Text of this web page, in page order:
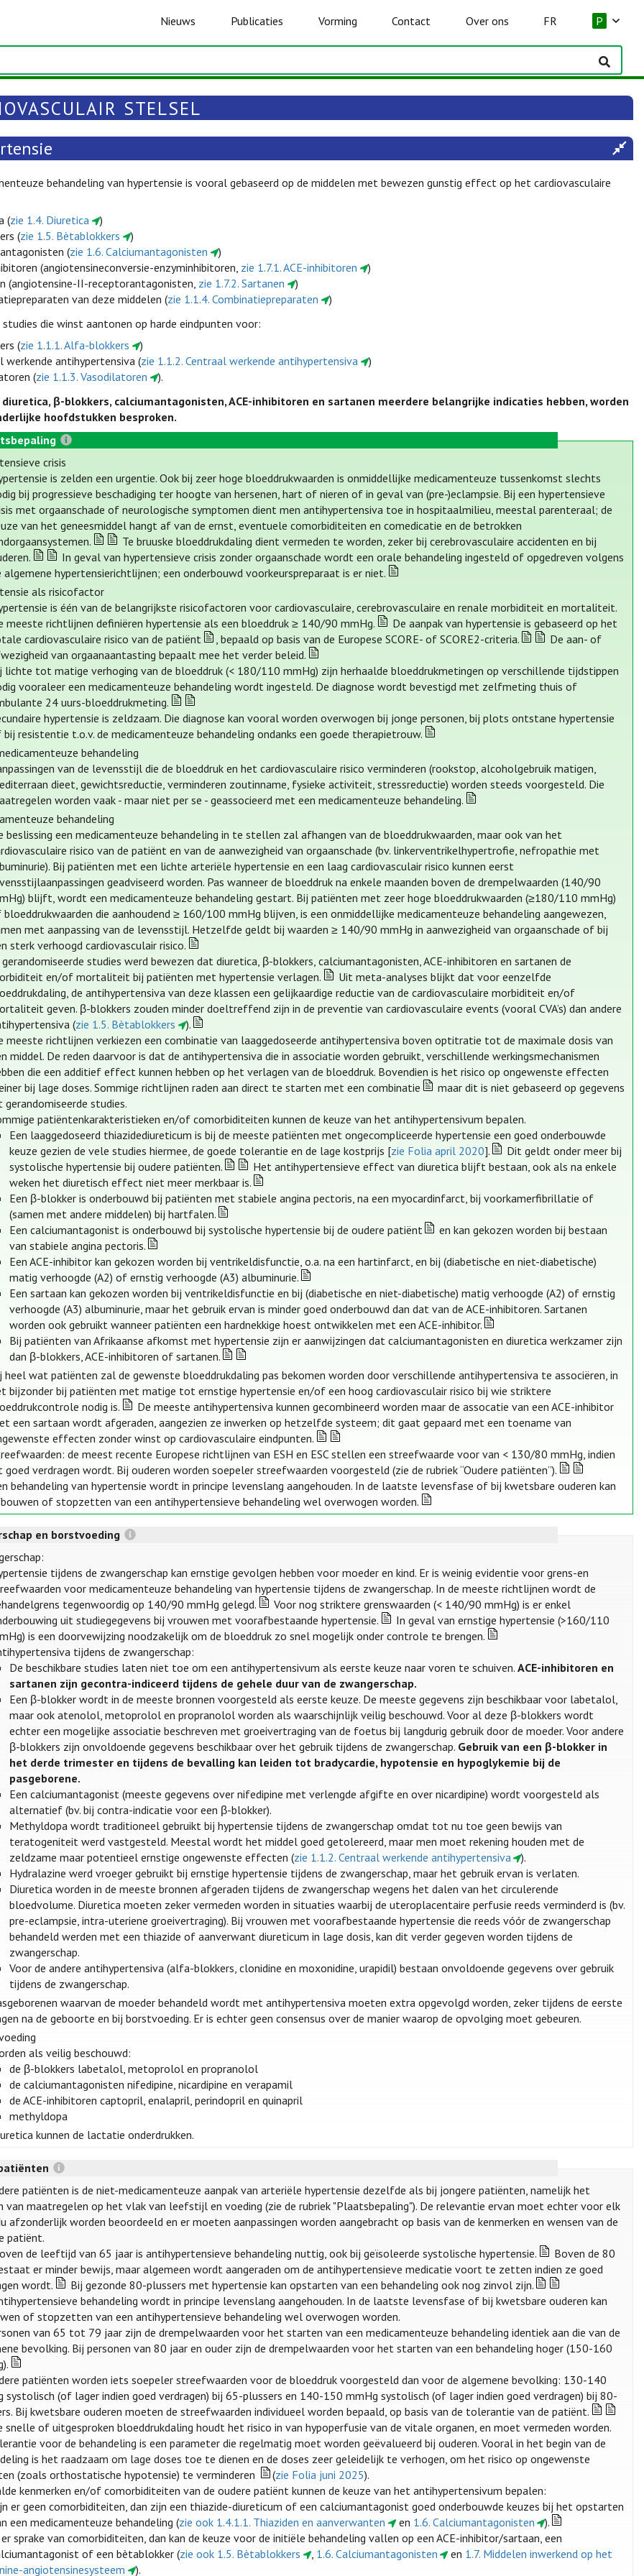
Nieuws Publicaties Vorming Contact Over ons FR P
STELSEL
behandeling van hypertensie is vooral gebaseerd op de middelen met bewezen gunstig effect op het cardiovasculaire
(zie 1.4. Diuretica
)
(zie 1.5. Bètablokkers
)
(zie 1.6. Calciumantagonisten
)
(angiotensineconversie-enzyminhibitoren, zie 1.7.1. ACE-inhibitoren
)
(angiotensine-II-receptorantagonisten, zie 1.7.2. Sartanen
)
van deze middelen (zie 1.1.4. Combinatiepreparaten
)
studies die winst aantonen op harde eindpunten voor:
(zie 1.1.1. Alfa-blokkers
)
werkende antihypertensiva (zie 1.1.2. Centraal werkende antihypertensiva
)
(zie 1.1.3. Vasodilatoren
).
β-blokkers, calciumantagonisten, ACE-inhibitoren en sartanen meerdere belangrijke indicaties hebben, worden
hoofdstukken besproken.
crisis
is zelden een urgentie. Ook bij zeer hoge bloeddrukwaarden is onmiddellijke medicamenteuze tussenkomst slechts
bij progressieve beschadiging ter hoogte van hersenen, hart of nieren of in geval van (pre-)eclampsie. Bij een hypertensieve
met orgaanschade of neurologische symptomen dient men antihypertensiva toe in hospitaalmilieu, meestal parenteraal; de
van het geneesmiddel hangt af van de ernst, eventuele comorbiditeiten en comedicatie en de betrokken
Te bruuske bloeddrukdaling dient vermeden te worden, zeker bij cerebrovasculaire accidenten en bij
In geval van hypertensieve crisis zonder orgaanschade wordt een orale behandeling ingesteld of opgedreven volgens
algemene hypertensierichtlijnen; een onderbouwd voorkeurspreparaat is er niet.
als risicofactor
is één van de belangrijkste risicofactoren voor cardiovasculaire, cerebrovasculaire en renale morbiditeit en mortaliteit.
meeste richtlijnen definiëren hypertensie als een bloeddruk ≥ 140/90 mmHg.
De aanpak van hypertensie is gebaseerd op het
cardiovasculaire risico van de patiënt
, bepaald op basis van de Europese SCORE- of SCORE2-criteria.
De aan- of
van orgaanaantasting bepaalt mee het verder beleid.
lichte tot matige verhoging van de bloeddruk (< 180/110 mmHg) zijn herhaalde bloeddrukmetingen op verschillende tijdstippen
vooraleer een medicamenteuze behandeling wordt ingesteld. De diagnose wordt bevestigd met zelfmeting thuis of
24 uurs-bloeddrukmeting.
hypertensie is zeldzaam. Die diagnose kan vooral worden overwogen bij jonge personen, bij plots ontstane hypertensie
resistentie t.o.v. de medicamenteuze behandeling ondanks een goede therapietrouw.
behandeling
van de levensstijl die de bloeddruk en het cardiovasculaire risico verminderen (rookstop, alcoholgebruik matigen,
dieet, gewichtsreductie, verminderen zoutinname, fysieke activiteit, stressreductie) worden steeds voorgesteld. Die
worden vaak - maar niet per se - geassocieerd met een medicamenteuze behandeling.
behandeling
beslissing een medicamenteuze behandeling in te stellen zal afhangen van de bloeddrukwaarden, maar ook van het
risico van de patiënt en van de aanwezigheid van orgaanschade (bv. linkerventrikelhypertrofie, nefropathie met
Bij patiënten met een lichte arteriële hypertensie en een laag cardiovasculair risico kunnen eerst
geadviseerd worden. Pas wanneer de bloeddruk na enkele maanden boven de drempelwaarden (140/90
blijft, wordt een medicamenteuze behandeling gestart. Bij patiënten met zeer hoge bloeddrukwaarden (≥180/110 mmHg)
die aanhoudend ≥ 160/100 mmHg blijven, is een onmiddellijke medicamenteuze behandeling aangewezen,
met aanpassing van de levensstijl. Hetzelfde geldt bij waarden ≥ 140/90 mmHg in aanwezigheid van orgaanschade of bij
sterk verhoogd cardiovasculair risico.
gerandomiseerde studies werd bewezen dat diuretica, β-blokkers, calciumantagonisten, ACE-inhibitoren en sartanen de
en/of mortaliteit bij patiënten met hypertensie verlagen.
Uit meta-analyses blijkt dat voor eenzelfde
de antihypertensiva van deze klassen een gelijkaardige reductie van de cardiovasculaire morbiditeit en/of
geven. β-blokkers zouden minder doeltreffend zijn in de preventie van cardiovasculaire events (vooral CVA’s) dan andere
(zie 1.5. Bètablokkers
).
meeste richtlijnen verkiezen een combinatie van laaggedoseerde antihypertensiva boven optitratie tot de maximale dosis van
middel. De reden daarvoor is dat de antihypertensiva die in associatie worden gebruikt, verschillende werkingsmechanismen
die een additief effect kunnen hebben op het verlagen van de bloeddruk. Bovendien is het risico op ongewenste effecten
bij lage doses. Sommige richtlijnen raden aan direct te starten met een combinatie
maar dit is niet gebaseerd op gegevens
gerandomiseerde studies.
patiëntenkarakteristieken en/of comorbiditeiten kunnen de keuze van het antihypertensivum bepalen.
Een laaggedoseerd thiazidediureticum is bij de meeste patiënten met ongecompliceerde hypertensie een goed onderbouwde
keuze gezien de vele studies hiermee, de goede tolerantie en de lage kostprijs [zie Folia april 2020].
Dit geldt onder meer bij
systolische hypertensie bij oudere patiënten.
Het antihypertensieve effect van diuretica blijft bestaan, ook als na enkele
weken het diuretisch effect niet meer merkbaar is.
Een β-blokker is onderbouwd bij patiënten met stabiele angina pectoris, na een myocardinfarct, bij voorkamerfibrillatie of
(samen met andere middelen) bij hartfalen.
Een calciumantagonist is onderbouwd bij systolische hypertensie bij de oudere patiënt
en kan gekozen worden bij bestaan
van stabiele angina pectoris.
Een ACE-inhibitor kan gekozen worden bij ventrikeldisfunctie, o.a. na een hartinfarct, en bij (diabetische en niet-diabetische)
matig verhoogde (A2) of ernstig verhoogde (A3) albuminurie.
Een sartaan kan gekozen worden bij ventrikeldisfunctie en bij (diabetische en niet-diabetische) matig verhoogde (A2) of ernstig
verhoogde (A3) albuminurie, maar het gebruik ervan is minder goed onderbouwd dan dat van de ACE-inhibitoren. Sartanen
worden ook gebruikt wanneer patiënten een hardnekkige hoest ontwikkelen met een ACE-inhibitor.
Bij patiënten van Afrikaanse afkomst met hypertensie zijn er aanwijzingen dat calciumantagonisten en diuretica werkzamer zijn
dan β-blokkers, ACE-inhibitoren of sartanen.
heel wat patiënten zal de gewenste bloeddrukdaling pas bekomen worden door verschillende antihypertensiva te associëren, in
bijzonder bij patiënten met matige tot ernstige hypertensie en/of een hoog cardiovasculair risico bij wie striktere
nodig is.
De meeste antihypertensiva kunnen gecombineerd worden maar de assocatie van een ACE-inhibitor
een sartaan wordt afgeraden, aangezien ze inwerken op hetzelfde systeem; dit gaat gepaard met een toename van
effecten zonder winst op cardiovasculaire eindpunten.
de meest recente Europese richtlijnen van ESH en ESC stellen een streefwaarde voor van < 130/80 mmHg, indien
goed verdragen wordt. Bij ouderen worden soepeler streefwaarden voorgesteld (zie de rubriek “Oudere patiënten”).
behandeling van hypertensie wordt in principe levenslang aangehouden. In de laatste levensfase of bij kwetsbare ouderen kan
of stopzetten van een antihypertensieve behandeling wel overwogen worden.
en borstvoeding
tijdens de zwangerschap kan ernstige gevolgen hebben voor moeder en kind. Er is weinig evidentie voor grens-en
voor medicamenteuze behandeling van hypertensie tijdens de zwangerschap. In de meeste richtlijnen wordt de
tegenwoordig op 140/90 mmHg gelegd.
Voor nog striktere grenswaarden (< 140/90 mmHg) is er enkel
uit studiegegevens bij vrouwen met voorafbestaande hypertensie.
In geval van ernstige hypertensie (>160/110
is een doorvewijzing noodzakelijk om de bloeddruk zo snel mogelijk onder controle te brengen.
tijdens de zwangerschap:
De beschikbare studies laten niet toe om een antihypertensivum als eerste keuze naar voren te schuiven. ACE-inhibitoren en
sartanen zijn gecontra-indiceerd tijdens de gehele duur van de zwangerschap.
Een β-blokker wordt in de meeste bronnen voorgesteld als eerste keuze. De meeste gegevens zijn beschikbaar voor labetalol,
maar ook atenolol, metoprolol en propranolol worden als waarschijnlijk veilig beschouwd. Voor al deze β-blokkers wordt
echter een mogelijke associatie beschreven met groeivertraging van de foetus bij langdurig gebruik door de moeder. Voor andere
β-blokkers zijn onvoldoende gegevens beschikbaar over het gebruik tijdens de zwangerschap. Gebruik van een β-blokker in
het derde trimester en tijdens de bevalling kan leiden tot bradycardie, hypotensie en hypoglykemie bij de
pasgeborene.
Een calciumantagonist (meeste gegevens over nifedipine met verlengde afgifte en over nicardipine) wordt voorgesteld als
alternatief (bv. bij contra-indicatie voor een β-blokker).
Methyldopa wordt traditioneel gebruikt bij hypertensie tijdens de zwangerschap omdat tot nu toe geen bewijs van
teratogeniteit werd vastgesteld. Meestal wordt het middel goed getolereerd, maar men moet rekening houden met de
zeldzame maar potentieel ernstige ongewenste effecten (zie 1.1.2. Centraal werkende antihypertensiva
).
Hydralazine werd vroeger gebruikt bij ernstige hypertensie tijdens de zwangerschap, maar het gebruik ervan is verlaten.
Diuretica worden in de meeste bronnen afgeraden tijdens de zwangerschap wegens het dalen van het circulerende
bloedvolume. Diuretica moeten zeker vermeden worden in situaties waarbij de uteroplacentaire perfusie reeds verminderd is (bv.
pre-eclampsie, intra-uteriene groeivertraging). Bij vrouwen met voorafbestaande hypertensie die reeds vóór de zwangerschap
behandeld werden met een thiazide of aanverwant diureticum in lage dosis, kan dit verder gegeven worden tijdens de
zwangerschap.
Voor de andere antihypertensiva (alfa-blokkers, clonidine en moxonidine, urapidil) bestaan onvoldoende gegevens over gebruik
tijdens de zwangerschap.
waarvan de moeder behandeld wordt met antihypertensiva moeten extra opgevolgd worden, zeker tijdens de eerste
na de geboorte en bij borstvoeding. Er is echter geen consensus over de manier waarop de opvolging moet gebeuren.
als veilig beschouwd:
de β-blokkers labetalol, metoprolol en propranolol
de calciumantagonisten nifedipine, nicardipine en verapamil
de ACE-inhibitoren captopril, enalapril, perindopril en quinapril
methyldopa
kunnen de lactatie onderdrukken.
patiënten is de niet-medicamenteuze aanpak van arteriële hypertensie dezelfde als bij jongere patiënten, namelijk het
van maatregelen op het vlak van leefstijl en voeding (zie de rubriek "Plaatsbepaling"). De relevantie ervan moet echter voor elk
afzonderlijk worden beoordeeld en er moeten aanpassingen worden aangebracht op basis van de kenmerken en wensen van de
patiënt.
de leeftijd van 65 jaar is antihypertensieve behandeling nuttig, ook bij geïsoleerde systolische hypertensie.
Boven de 80
er minder bewijs, maar algemeen wordt aangeraden om de antihypertensieve medicatie voort te zetten indien ze goed
wordt.
Bij gezonde 80-plussers met hypertensie kan opstarten van een behandeling ook nog zinvol zijn.
behandeling wordt in principe levenslang aangehouden. In de laatste levensfase of bij kwetsbare ouderen kan
of stopzetten van een antihypertensieve behandeling wel overwogen worden.
van 65 tot 79 jaar zijn de drempelwaarden voor het starten van een medicamenteuze behandeling identiek aan die van de
bevolking. Bij personen van 80 jaar en ouder zijn de drempelwaarden voor het starten van een behandeling hoger (150-160
patiënten worden iets soepeler streefwaarden voor de bloeddruk voorgesteld dan voor de algemene bevolking: 130-140
systolisch (of lager indien goed verdragen) bij 65-plussers en 140-150 mmHg systolisch (of lager indien goed verdragen) bij 80-
Bij kwetsbare ouderen moeten de streefwaarden individueel worden bepaald, op basis van de tolerantie van de patiënt.
snelle of uitgesproken bloeddrukdaling houdt het risico in van hypoperfusie van de vitale organen, en moet vermeden worden.
voor de behandeling is een parameter die regelmatig moet worden geëvalueerd bij ouderen. Vooral in het begin van de
is het raadzaam om lage doses toe te dienen en de doses zeer geleidelijk te verhogen, om het risico op ongewenste
(zoals orthostatische hypotensie) te verminderen
(zie Folia juni 2025).
kenmerken en/of comorbiditeiten van de oudere patiënt kunnen de keuze van het antihypertensivum bepalen:
er geen comorbiditeiten, dan zijn een thiazide-diureticum of een calciumantagonist goed onderbouwde keuzes bij het opstarten
een medicamenteuze behandeling (zie ook 1.4.1.1. Thiaziden en aanverwanten en 1.6. Calciumantagonisten
).
sprake van comorbiditeiten, dan kan de keuze voor de initiële behandeling vallen op een ACE-inhibitor/sartaan, een
of een bètablokker (zie ook 1.5. Bètablokkers , 1.6. Calciumantagonisten en 1.7. Middelen inwerkend op het
angiotensinesysteem
).